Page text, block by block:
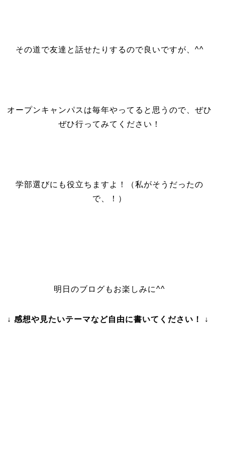
その道で友達と話せたりするので良いですが、^^
オープンキャンパスは毎年やってると思うので、ぜひ
ぜひ行ってみてください！
学部選びにも役立ちますよ！（私がそうだったの
で、！）
明日のブログもお楽しみに^^
↓ 感想や見たいテーマなど自由に書いてください！ ↓